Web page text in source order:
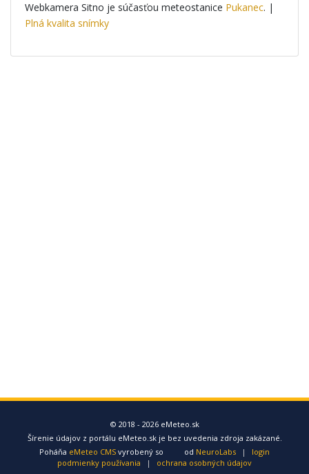
Webkamera Sitno je súčasťou meteostanice Pukanec. |
Plná kvalita snímky
© 2018 - 2026 eMeteo.sk
Šírenie údajov z portálu eMeteo.sk je bez uvedenia zdroja zakázané.
Poháňa eMeteo CMS vyrobený so od NeuroLabs |
login
podmienky používania
| ochrana osobných údajov